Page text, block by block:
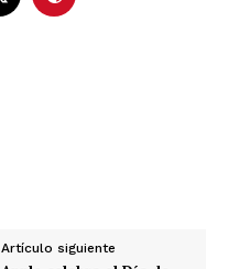
Artículo siguiente